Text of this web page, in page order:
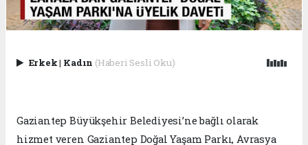
Erkek| Kadın (Haberi Sesli Oku)
Gaziantep Büyükşehir Belediyesi’ne bağlı olarak
hizmet veren Gaziantep Doğal Yaşam Parkı, Avrasya